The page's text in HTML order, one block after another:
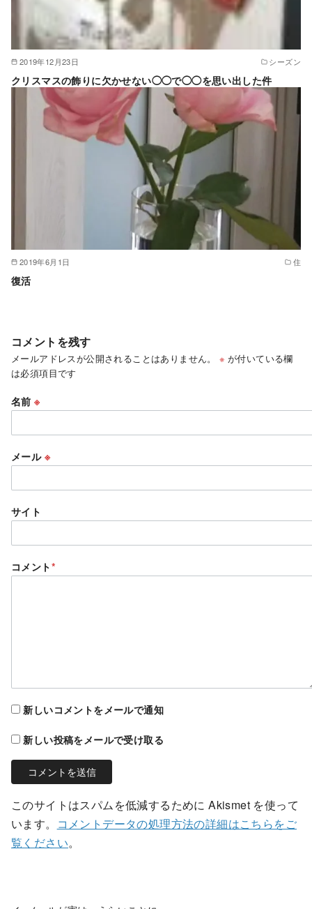
2019年12月23日 シーズン
クリスマスの飾りに欠かせない◯◯で◯◯を思い出した件
2019年6月1日 住
復活
コメントを残す
メールアドレスが公開されることはありません。 ※ が付いている欄
は必須項目です
名前※
メール ※
サイト
コメント*
新しいコメントをメールで通知
新しい投稿をメールで受け取る
このサイトはスパムを低減するために Akismet を使って
います。
コメントデータの処理方法の詳細はこちらをご
覧ください。